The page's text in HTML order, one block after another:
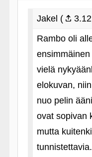
Jakel (
Rambo oli
vielä
elokuvan,
nuo pelin
ovat sopivan
mutta